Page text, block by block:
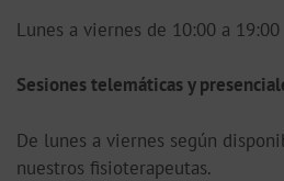
Lunes a viernes de 10:00 a 19:00
Sesiones telemáticas y
De lunes a viernes según
nuestros fisioterapeutas.